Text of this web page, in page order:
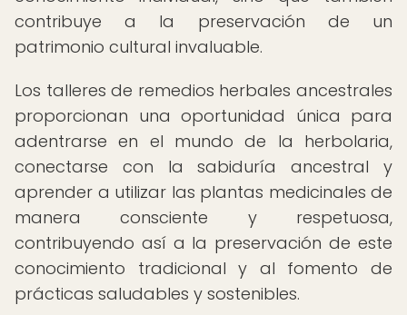
contribuye a la preservación de un
patrimonio cultural invaluable.
Los talleres de remedios herbales ancestrales
proporcionan una oportunidad única para
adentrarse en el mundo de la herbolaria,
conectarse con la sabiduría ancestral y
aprender a utilizar las plantas medicinales de
manera consciente y respetuosa,
contribuyendo así a la preservación de este
conocimiento tradicional y al fomento de
prácticas saludables y sostenibles.